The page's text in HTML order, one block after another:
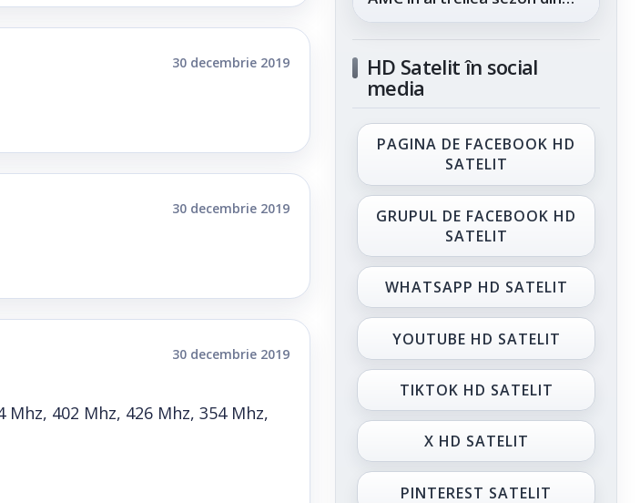
30 decembrie 2019
30 decembrie 2019
30 decembrie 2019
402 Mhz, 426 Mhz, 354 Mhz,
„The Walking Dead: Dead
HD Satelit în social
media
PAGINA DE FACEBOOK HD
SATELIT
GRUPUL DE FACEBOOK HD
SATELIT
WHATSAPP HD SATELIT
YOUTUBE HD SATELIT
TIKTOK HD SATELIT
X HD SATELIT
PINTEREST SATELIT